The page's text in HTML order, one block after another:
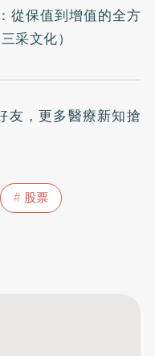
從保值到增值的全方
采文化）
友 ，更多醫療新知搶
股票